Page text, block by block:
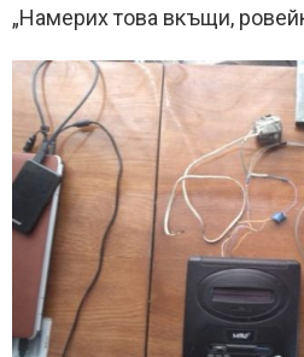
„Намерих това вкъщи,